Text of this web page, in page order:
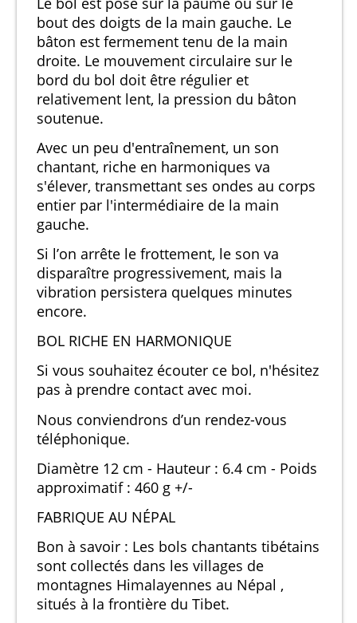
bout des doigts de la main gauche. Le
bâton est fermement tenu de la main
droite. Le mouvement circulaire sur le
bord du bol doit être régulier et
relativement lent, la pression du bâton
soutenue.
Avec un peu d'entraînement, un son
chantant, riche en harmoniques va
s'élever, transmettant ses ondes au corps
entier par l'intermédiaire de la main
gauche.
Si l’on arrête le frottement, le son va
disparaître progressivement, mais la
vibration persistera quelques minutes
encore.
BOL RICHE EN HARMONIQUE
Si vous souhaitez écouter ce bol, n'hésitez
pas à prendre contact avec moi.
Nous conviendrons d’un rendez-vous
téléphonique.
Diamètre 12 cm - Hauteur : 6.4 cm - Poids
approximatif : 460 g +/-
FABRIQUE AU NÉPAL
Bon à savoir : Les bols chantants tibétains
sont collectés dans les villages de
montagnes Himalayennes au Népal ,
situés à la frontière du Tibet.